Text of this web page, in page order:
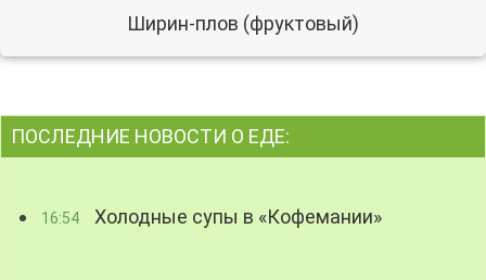
Ширин-плов (фруктовый)
ПОСЛЕДНИЕ НОВОСТИ О ЕДЕ:
16:54 Холодные супы в «Кофемании»